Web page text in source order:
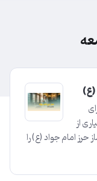
(ع)
از
حرز امام جواد (ع) را